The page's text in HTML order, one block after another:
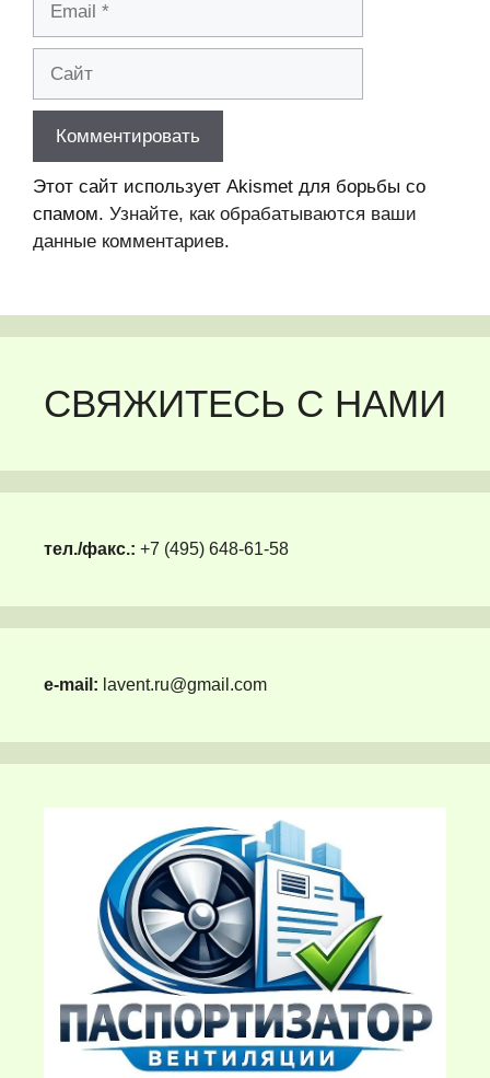
Этот сайт использует Akismet для борьбы со
спамом. Узнайте, как обрабатываются ваши
данные комментариев.
СВЯЖИТЕСЬ С НАМИ
тел./факс.: +7 (495) 648-61-58
e-mail: lavent.ru@gmail.com